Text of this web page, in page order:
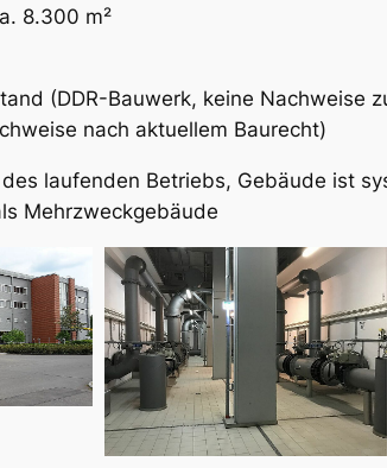
8.300 m²
(DDR-Bauwerk, keine Nachweise
nach aktuellem Baurecht)
laufenden Betriebs, Gebäude ist
Mehrzweckgebäude